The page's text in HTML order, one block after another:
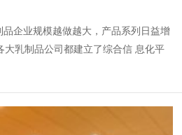
企业规模越做越大，产品系列日益增
大乳制品公司都建立了综合信 息化平
传统的销售模式已经无法与企业信息